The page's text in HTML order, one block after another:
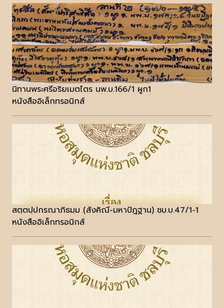
นิทานพระศรีอริยเมตไตร นพ.บ.166/1 ผูก1
หนังสืออิเล็กทรอนิกส์
สตฺตปฺปกรณาภิธมฺม (สังคิณี-มหาปัฎฐาน) ชบ.บ.47/1-1
หนังสืออิเล็กทรอนิกส์